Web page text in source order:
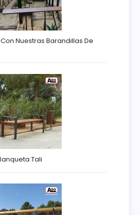
Nuestras Barandillas De
Tali